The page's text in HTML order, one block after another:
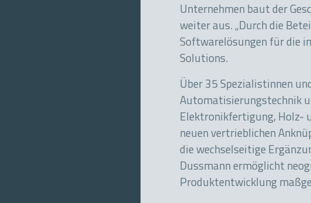
Unter­nehmen baut der
weiter aus. „Durch die
Software­­lösungen für die
Solutions.
Über 35 Spezialistinnen
Automatisierungstechnik
Elektronik­fertigung, Holz-
neuen vertrieblichen
die wechsel­seitige
Dussmann ermöglicht
Produkt­­ent­wicklung